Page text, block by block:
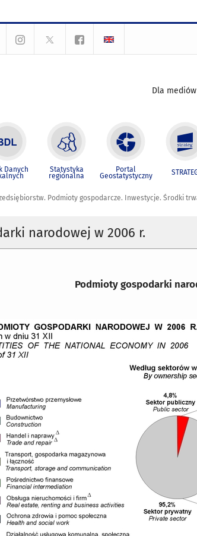
Dla mediów
Danych Statystyka
regionalna
Portal
Geostatystyczny
Podmioty gospodarcze. Inwestycje. Środki
narodowej w 2006 r.
Podmioty gospodarki